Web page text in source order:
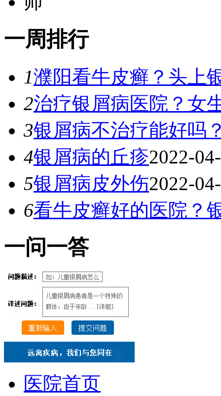
一周排行
1濮阳看牛皮癣？头上
2治疗银屑病医院？女
3银屑病不治疗能好吗
4银屑病的丘疹2022-
5银屑病皮外伤2022-
6看牛皮癣好的医院？
一问一答
医院首页